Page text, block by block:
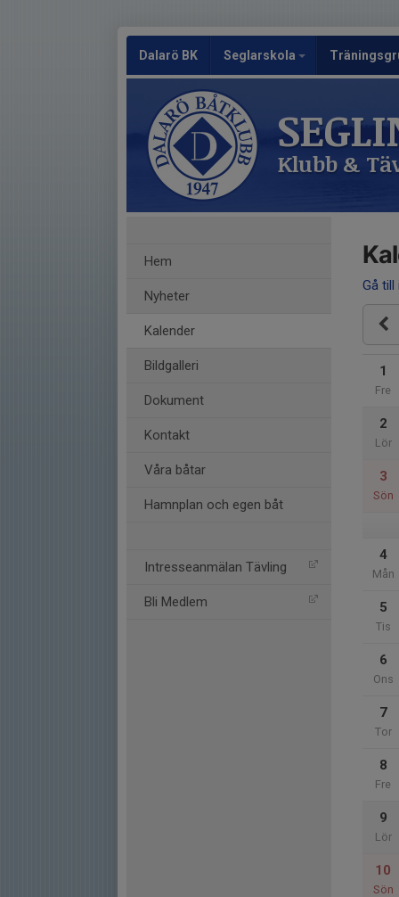
Dalarö BK Seglarskola
Klubb &
Hem
Nyheter
Kalender
Bildgalleri
Dokument
Kontakt
Våra båtar
Hamnplan och egen båt
Intresseanmälan Tävling
Bli Medlem
Gå till
1
Fre
2
Lör
3
Sön
4
Mån
5
Tis
6
Ons
7
Tor
8
Fre
9
Lör
10
Sön